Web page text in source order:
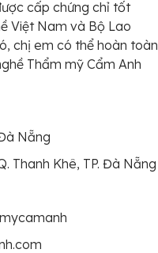
cấp chứng chỉ tốt
Việt Nam và Bộ Lao
chị em có thể hoàn toàn
Thẩm mỹ Cẩm Anh
Nẵng
Thanh Khê, TP. Đà Nẵng